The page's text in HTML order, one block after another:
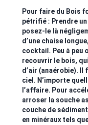
Pour faire du Bois
pétrifié : Prendre
posez-le là
d’une chaise
cocktail. Peu à peu
recouvrir le bois,
d’air (anaérobie). Il
ciel. N’importe
l’affaire. Pour
arroser la souche
couche de
en minéraux tels